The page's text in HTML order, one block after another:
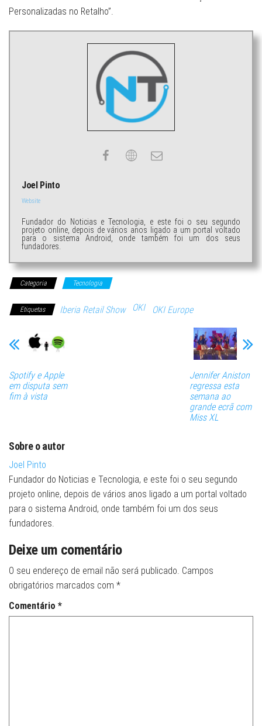
Personalizadas no Retalho”.
Joel Pinto
Website
Fundador do Noticias e Tecnologia, e este foi o seu segundo
projeto online, depois de vários anos ligado a um portal voltado
para o sistema Android, onde também foi um dos seus
fundadores.
Categoria Tecnologia
Etiquetas Iberia Retail Show OKI OKI Europe
Spotify e Apple
em disputa sem
fim à vista
Jennifer Aniston
regressa esta
semana ao
grande ecrã com
Miss XL
Sobre o autor
Joel Pinto
Fundador do Noticias e Tecnologia, e este foi o seu segundo
projeto online, depois de vários anos ligado a um portal voltado
para o sistema Android, onde também foi um dos seus
fundadores.
Deixe um comentário
O seu endereço de email não será publicado. Campos
obrigatórios marcados com *
Comentário *